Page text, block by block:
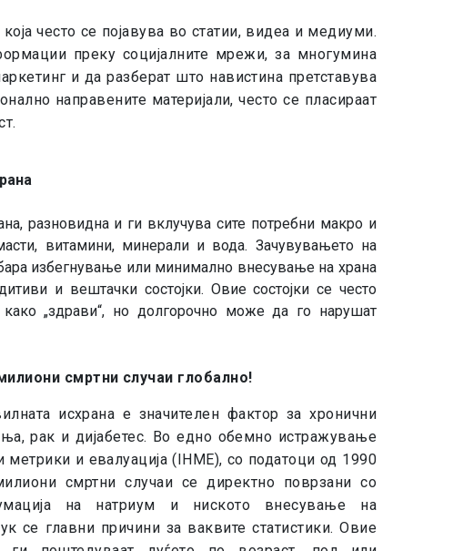
често се појавува во статии, видеа и медиуми.
преку социјалните мрежи, за многумина
и да разберат што навистина претставува
направените материјали, често се пласираат
разновидна и ги вклучува сите потребни макро и
витамини, минерали и вода. Зачувувањето на
избегнување или минимално внесување на храна
и вештачки состојки. Овие состојки се често
„здрави“, но долгорочно може да го нарушат
смртни случаи глобално!
исхрана е значителен фактор за хронични
рак и дијабетес. Во едно обемно истражување
и евалуација (IHME), со податоци од 1990
смртни случаи се директно поврзани со
на натриум и ниското внесување на
се главни причини за ваквите статистики. Овие